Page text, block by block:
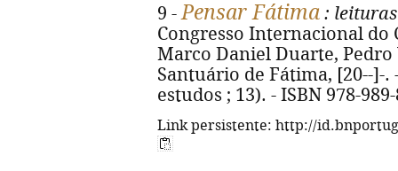
9 -Pensar Fátima :
Congresso Internacional do
Marco Daniel Duarte,
Santuário de Fátima, [20--]-.
estudos ; 13). - ISBN 978-
Link persistente: http://